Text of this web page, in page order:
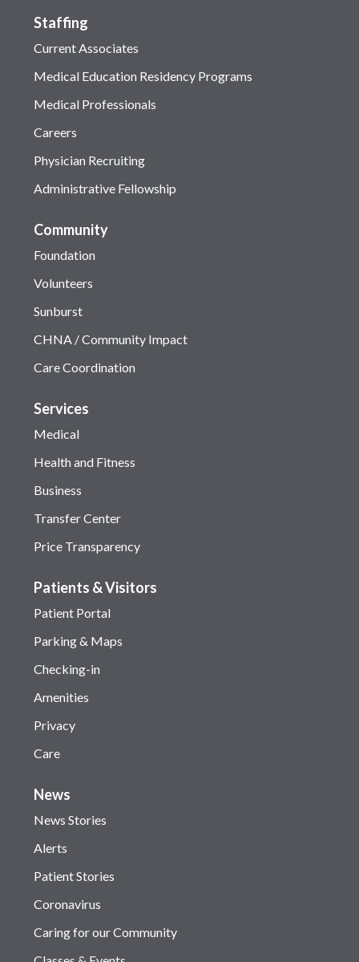
Staffing
Current Associates
Medical Education Residency Programs
Medical Professionals
Careers
Physician Recruiting
Administrative Fellowship
Community
Foundation
Volunteers
Sunburst
CHNA / Community Impact
Care Coordination
Services
Medical
Health and Fitness
Business
Transfer Center
Price Transparency
Patients & Visitors
Patient Portal
Parking & Maps
Checking-in
Amenities
Privacy
Care
News
News Stories
Alerts
Patient Stories
Coronavirus
Caring for our Community